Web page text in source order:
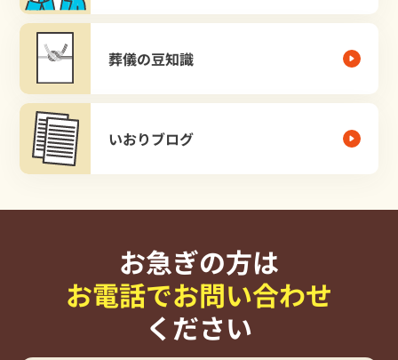
葬儀の豆知識
いおりブログ
お急ぎの方は
お電話でお問い合わせ
ください